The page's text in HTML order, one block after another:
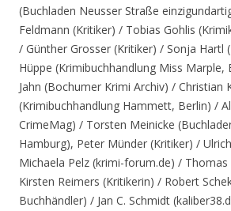
(Buchladen Neusser Straße
Feldmann (Kritiker) / Tobias Gohlis
/ Günther Grosser (Kritiker) / Sonja Hartl
Hüppe (Krimibuchhandlung Miss Marple,
Jahn (Bochumer Krimi Archiv) / Christian
(Krimibuchhandlung Hammett, Berlin) /
CrimeMag) / Torsten Meinicke
Hamburg), Peter Münder (Kritiker) /
Michaela Pelz (krimi-forum.de) / Thomas
Kirsten Reimers (Kritikerin) / Robert
Buchhändler) / Jan C. Schmidt